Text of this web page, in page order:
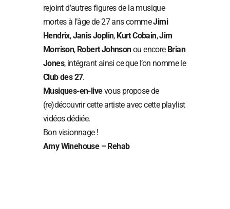
rejoint d’autres figures de la musique
mortes à l’âge de 27 ans commeJimi
Hendrix,Janis Joplin, Kurt Cobain,Jim
Morrison, Robert Johnsonou encore Brian
Jones, intégrant ainsi ce que l’on nomme le
Club des 27.
Musiques-en-livevous propose de
(re)découvrir cette artiste avec cette playlist
vidéos dédiée.
Bon visionnage !
Amy Winehouse – Rehab